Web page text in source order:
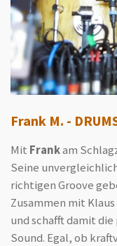
Frank M. -
Mit Frankam
Seine
richtigen Groove
Zusammen mit
und schafft damit
Sound. Egal, ob